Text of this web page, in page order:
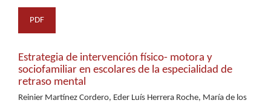
PDF
Estrategia de intervención físico- motora y
sociofamiliar en escolares de la especialidad de
retraso mental
Reinier Martínez Cordero, Eder Luís Herrera Roche, María de los